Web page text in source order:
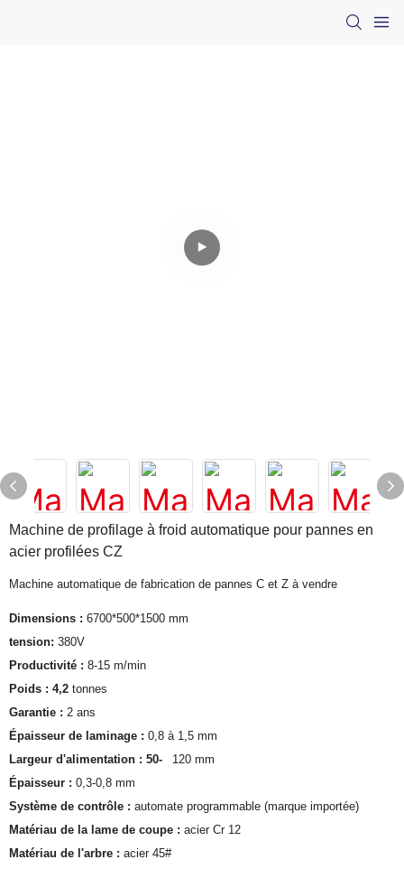
Machine de profilage à froid automatique pour pannes en
acier profilées CZ
Machine automatique de fabrication de pannes C et Z à vendre
Dimensions : 6700*500*1500 mm
tension: 380V
Productivité : 8-15 m/min
Poids : 4,2 tonnes
Garantie : 2 ans
Épaisseur de laminage : 0,8 à 1,5 mm
Largeur d'alimentation : 50-
120 mm
Épaisseur : 0,3-0,8 mm
Système de contrôle : automate programmable (marque importée)
Matériau de la lame de coupe : acier Cr 12
Matériau de l'arbre : acier 45#